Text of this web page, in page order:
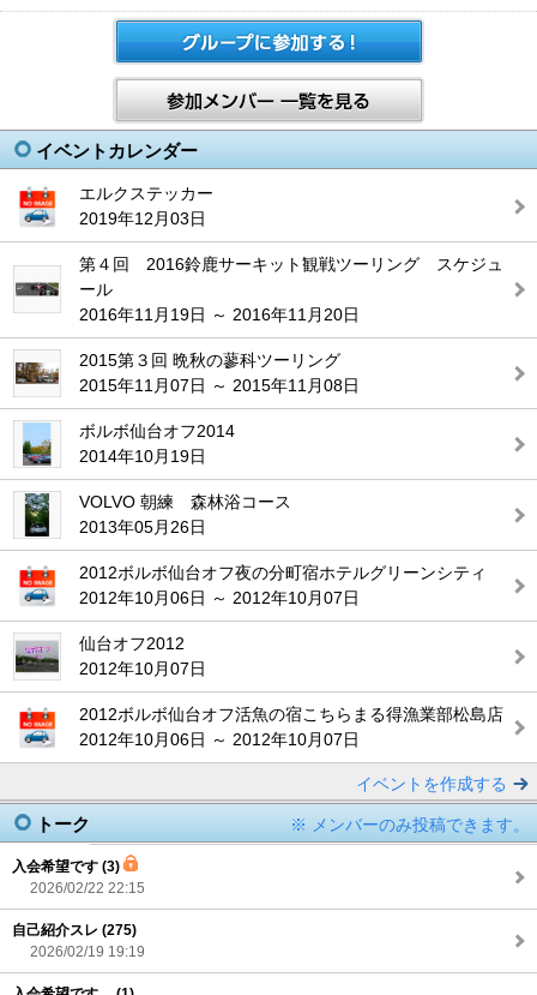
イベントカレンダー
エルクステッカー
2019年12月03日
第４回 2016鈴鹿サーキット観戦ツーリング スケジュ
ール
2016年11月19日 ～ 2016年11月20日
2015第３回 晩秋の蓼科ツーリング
2015年11月07日 ～ 2015年11月08日
ボルボ仙台オフ2014
2014年10月19日
VOLVO 朝練 森林浴コース
2013年05月26日
2012ボルボ仙台オフ夜の分町宿ホテルグリーンシティ
2012年10月06日 ～ 2012年10月07日
仙台オフ2012
2012年10月07日
2012ボルボ仙台オフ活魚の宿こちらまる得漁業部松島店
2012年10月06日 ～ 2012年10月07日
イベントを作成する
※ メンバーのみ投稿できます。
トーク
入会希望です (3)
2026/02/22 22:15
自己紹介スレ (275)
2026/02/19 19:19